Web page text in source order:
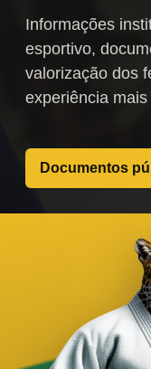
Informações
esportivo,
valorização dos
experiência
Documentos